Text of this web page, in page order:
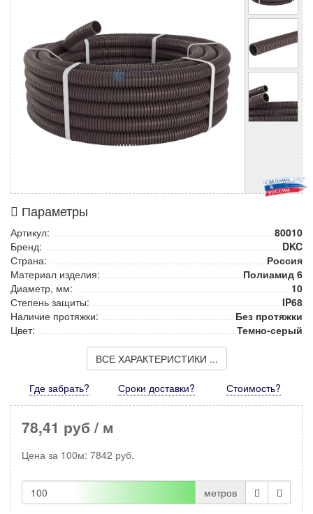
Параметры
Артикул:
80010
Бренд:
DKC
Страна:
Россия
Материал изделия:
Полиамид 6
Диаметр, мм:
10
Степень защиты:
IP68
Наличие протяжки:
Без протяжки
Цвет:
Темно-серый
ВСЕ ХАРАКТЕРИСТИКИ ...
Где забрать? Сроки доставки? Стоимость?
78,41 руб / м
Цена за 100м: 7842 руб.
метров